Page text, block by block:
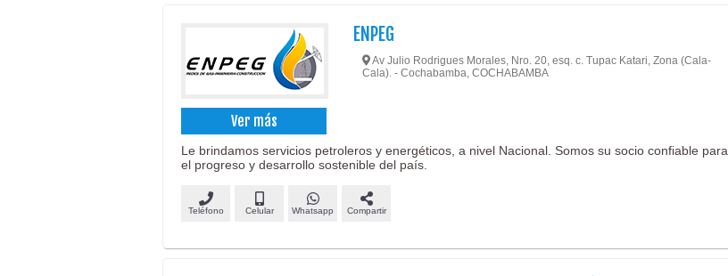
Ver más
ENPEG
Av Julio Rodrigues Morales, Nro. 20, esq. c. Tupac Katari, Zona (Cala-
Cala). - Cochabamba, COCHABAMBA
Le brindamos servicios petroleros y energéticos, a nivel Nacional. Somos su socio confiable para
el progreso y desarrollo sostenible del país.
Teléfono Celular Whatsapp Compartir